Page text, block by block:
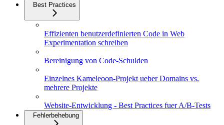
Best Practices
Effizienten benutzerdefinierten Code in Web
Experimentation schreiben
Bereinigung von Code-Schulden
Einzelnes Kameleoon-Projekt ueber Domains vs.
mehrere Projekte
Website-Entwicklung - Best Practices fuer A/B-Tests
Fehlerbehebung